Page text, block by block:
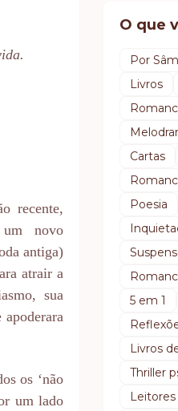
recente,
novo
antiga)
atrair a
sua
apoderara
os ‘não
um lado
O que
Por
Livros
Cartas
Poesia
5 em 1
Livros
Thriller